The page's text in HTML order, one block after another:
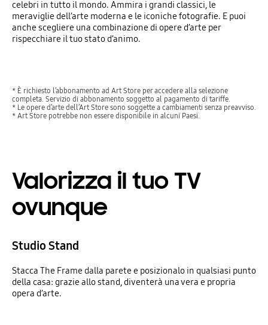
celebri in tutto il mondo. Ammira i grandi classici, le
meraviglie dell’arte moderna e le iconiche fotografie. E puoi
anche scegliere una combinazione di opere d’arte per
rispecchiare il tuo stato d’animo.
* È richiesto l’abbonamento ad Art Store per accedere alla selezione
completa. Servizio di abbonamento soggetto al pagamento di tariffe.
* Le opere d’arte dell’Art Store sono soggette a cambiamenti senza preavviso.
* Art Store potrebbe non essere disponibile in alcuni Paesi.
Valorizza il tuo TV
ovunque
Studio Stand
Stacca The Frame dalla parete e posizionalo in qualsiasi punto
della casa: grazie allo stand, diventerà una vera e propria
opera d’arte.